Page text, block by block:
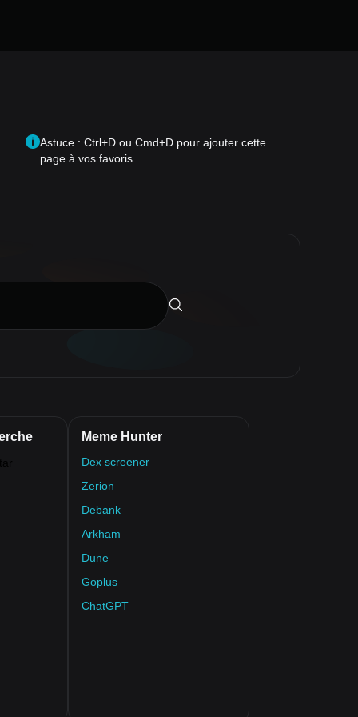
Astuce : Ctrl+D ou Cmd+D pour ajouter cette
page à vos favoris
Meme Hunter
Dex screener
Zerion
Debank
Arkham
Dune
Goplus
ChatGPT